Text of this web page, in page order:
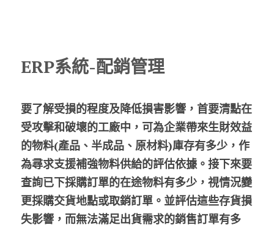
ERP系統-配銷管理
要了解受損的程度及降低損害影響，首要清點在
受攻擊和破壞的工廠中，可為企業帶來生財效益
的物料(產品、半成品、原材料)庫存有多少，作
為尋求支援補強物料供給的評估依據。接下來要
查詢已下採購訂單的在途物料有多少，視情況變
更採購交貨地點或取銷訂單。並評估這些存貨損
失影響，而無法滿足出貨需求的銷售訂單有多